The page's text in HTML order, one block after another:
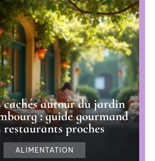
cachés autour du jardin
: guide gourmand
restaurants proches
ALIMENTATION